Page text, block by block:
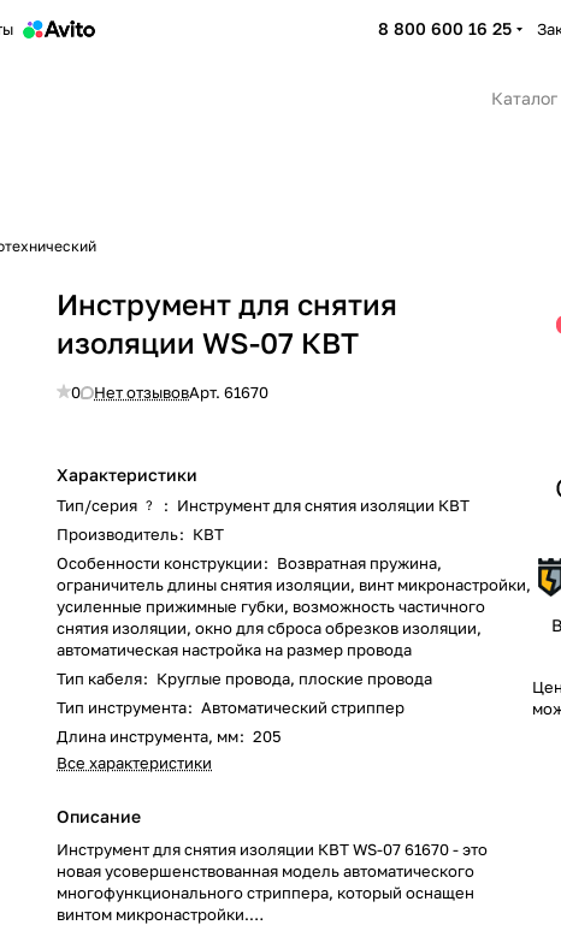
8 800 600 16 25
Каталог
Инструмент для снятия
изоляции WS-07 КВТ
0 Нет отзывовАрт.61670
Характеристики
Тип/серия ? : Инструмент для снятия изоляции КВТ
Производитель: КВТ
Особенности конструкции: Возвратная пружина,
ограничитель длины снятия изоляции, винт микронастройки,
усиленные прижимные губки, возможность частичного
снятия изоляции, окно для сброса обрезков изоляции,
автоматическая настройка на размер провода
Тип кабеля: Круглые провода, плоские провода
Тип инструмента: Автоматический стриппер
Длина инструмента, мм: 205
Все характеристики
Описание
Инструмент для снятия изоляции КВТ WS-07 61670 - это
новая усовершенствованная модель автоматического
многофункционального стриппера, который оснащен
винтом микронастройки.